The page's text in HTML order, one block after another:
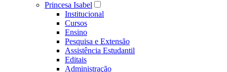
Princesa Isabel
Institucional
Cursos
Ensino
Pesquisa e Extensão
Assistência Estudantil
Editais
Administração